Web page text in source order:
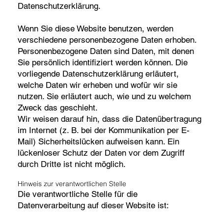
Datenschutzerklärung.
Wenn Sie diese Website benutzen, werden
verschiedene personenbezogene Daten erhoben.
Personenbezogene Daten sind Daten, mit denen
Sie persönlich identifiziert werden können. Die
vorliegende Datenschutzerklärung erläutert,
welche Daten wir erheben und wofür wir sie
nutzen. Sie erläutert auch, wie und zu welchem
Zweck das geschieht.
Wir weisen darauf hin, dass die Datenübertragung
im Internet (z. B. bei der Kommunikation per E-
Mail) Sicherheitslücken aufweisen kann. Ein
lückenloser Schutz der Daten vor dem Zugriff
durch Dritte ist nicht möglich.
Hinweis zur verantwortlichen Stelle
Die verantwortliche Stelle für die
Datenverarbeitung auf dieser Website ist: